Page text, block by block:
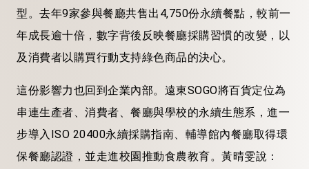
型。去年9家參與餐廳共售出4,750份永續餐點，較前一
年成長逾十倍，數字背後反映餐廳採購習慣的改變，以
及消費者以購買行動支持綠色商品的決心。
這份影響力也回到企業內部。遠東SOGO將百貨定位為
串連生產者、消費者、餐廳與學校的永續生態系，進一
步導入ISO 20400永續採購指南、輔導館內餐廳取得環
保餐廳認證，並走進校園推動食農教育。黃晴雯說：